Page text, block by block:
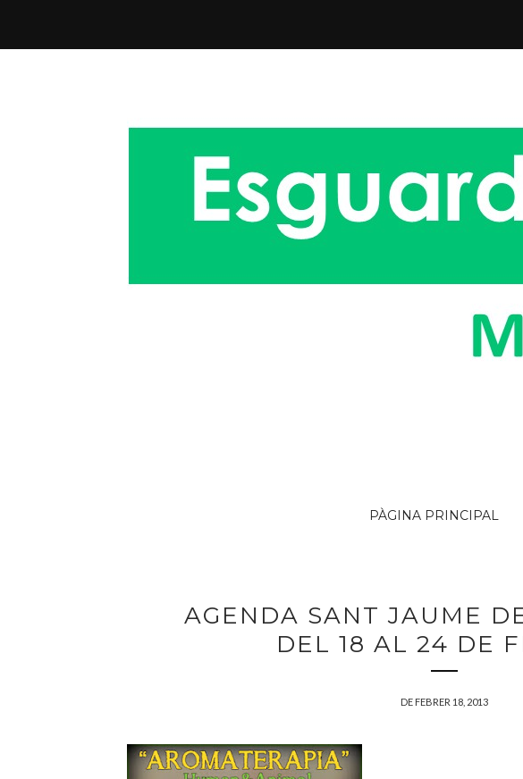
PÀGINA PRINCIPAL
AGENDA SANT JAUME
DEL 18 AL 24 DE
DE FEBRER 18, 2013